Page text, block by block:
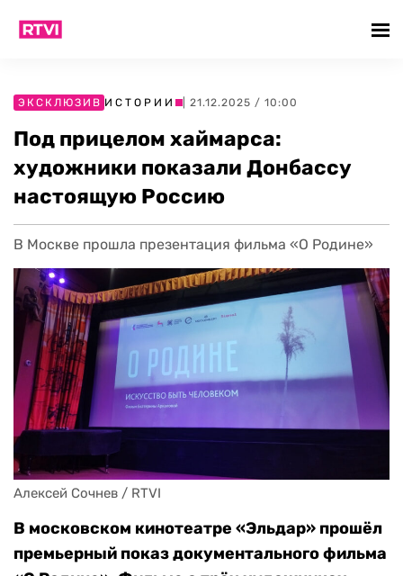
ЭКСКЛЮЗИВ ИСТОРИИ | 21.12.2025 / 10:00
Под прицелом хаймарса:
художники показали Донбассу
настоящую Россию
В Москве прошла презентация фильма «О Родине»
Алексей Сочнев / RTVI
В московском кинотеатре «Эльдар» прошёл
премьерный показ документального фильма